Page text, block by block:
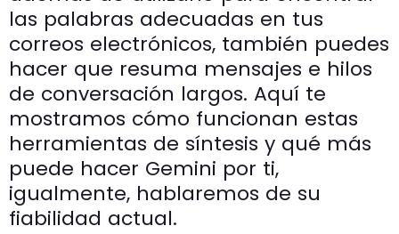
las palabras adecuadas en tus
correos electrónicos, también puedes
hacer que resuma mensajes e hilos
de conversación largos. Aquí te
mostramos cómo funcionan estas
herramientas de síntesis y qué más
puede hacer Gemini por ti,
igualmente, hablaremos de su
fiabilidad actual.